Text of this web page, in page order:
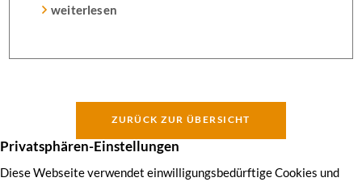
Bundes verbilligt: Heutiger Zins bei 0,53 Prozent
Zinsbindung Antragstellende verpflichten sich zu
Förderzusage / Sanierung in Einzelmaßnahmen
weiterlesen
ZURÜCK ZUR ÜBERSICHT